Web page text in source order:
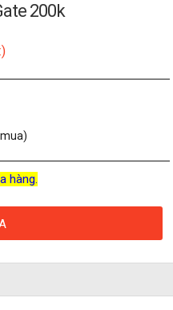
200k
hàng.